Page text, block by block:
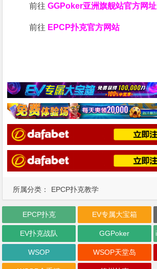
所属分类： EPCP扑克教学
前往GGPoker亚洲旗舰站官方网址
前往 EPCP扑克官方网站
EPCP扑克 EV专属大宝箱
EV扑克战队 GGPoker
WSOP WSOP天堂岛